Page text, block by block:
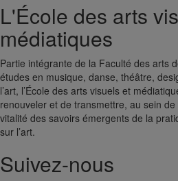
L'École des arts
médiatiques
Partie intégrante de la Faculté des arts
études en musique, danse, théâtre,
l’art, l’École des arts visuels et
renouveler et de transmettre, au sein
vitalité des savoirs émergents de la
sur l’art.
Suivez-nous